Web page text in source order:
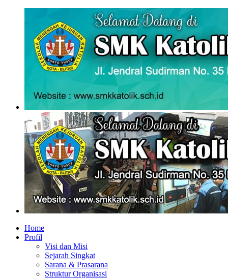
Home
Profil
Visi dan Misi
Sejarah Singkat
Sarana & Prasarana
Struktur Organisasi